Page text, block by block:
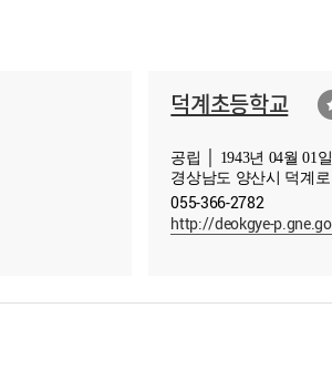
덕계초등학교
공립 │ 1943년 04월 01
경상남도 양산시 덕계로
055-366-2782
http://deokgye-